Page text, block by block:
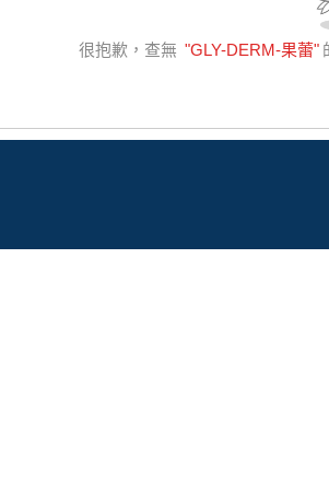
很抱歉，查無 "GLY-DERM-果蕾"